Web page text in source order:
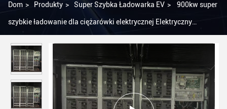
Dom > Produkty > Super Szybka Ładowarka EV > 900kw super
szybkie ładowanie dla ciężarówki elektrycznej Elektryczny